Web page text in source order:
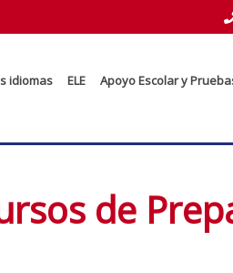
idiomas ELE Apoyo Escolar y
de